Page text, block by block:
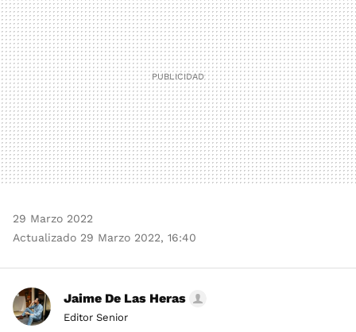
29 Marzo 2022
Actualizado 29 Marzo 2022, 16:40
Jaime De Las Heras
Editor Senior